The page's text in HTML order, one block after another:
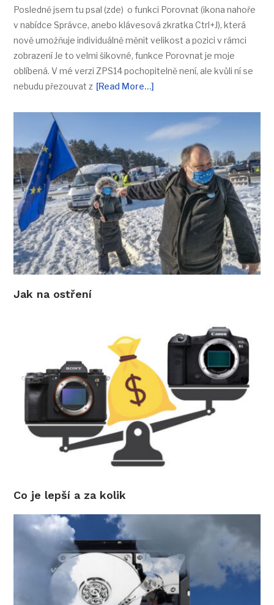
Posledně jsem tu psal (zde) o funkci Porovnat (ikona nahoře
v nabídce Správce, anebo klávesová zkratka Ctrl+J), která
nově umožňuje individuálně měnit velikost a pozici v rámci
zobrazení Je to velmi šikovné, funkce Porovnat je moje
oblíbená. V mé verzi ZPS14 pochopitelně není, ale kvůli ní se
nebudu přezouvat z [Read More…]
Jak na ostření
Co je lepší a za kolik